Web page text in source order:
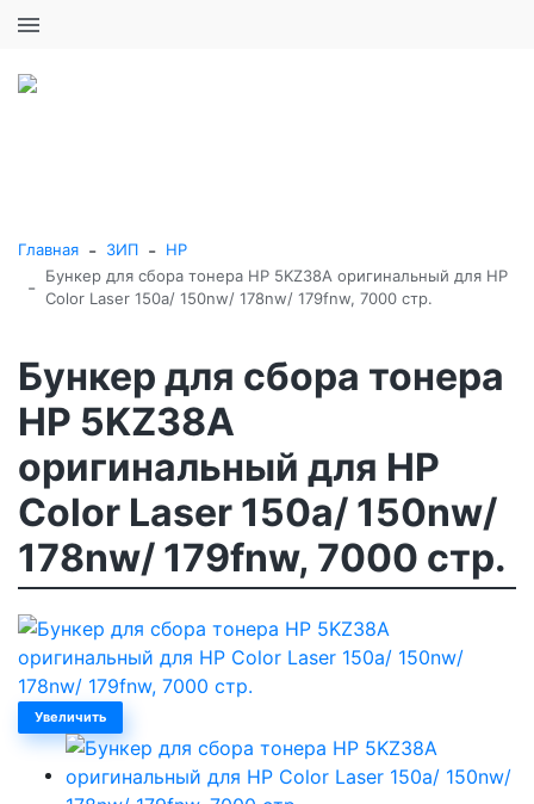
Главная - ЗИП - HP
-
Бункер для сбора тонера HP 5KZ38A оригинальный для HP
Color Laser 150a/ 150nw/ 178nw/ 179fnw, 7000 стр.
Бункер для сбора тонера
HP 5KZ38A
оригинальный для HP
Color Laser 150a/ 150nw/
178nw/ 179fnw, 7000 стр.
Увеличить